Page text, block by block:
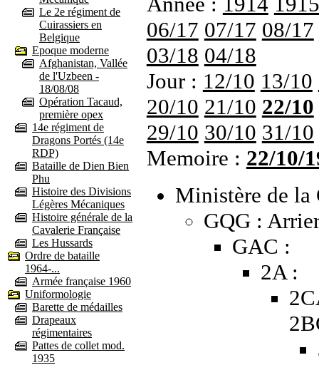
Le 2e régiment de
Cuirassiers en
Belgique
Epoque moderne
Afghanistan, Vallée
de l'Uzbeen -
18/08/08
Opération Tacaud,
première opex
14e régiment de
Dragons Portés (14e
RDP)
Bataille de Dien Bien
Phu
Histoire des Divisions
Légères Mécaniques
Histoire générale de la
Cavalerie Française
Les Hussards
Ordre de bataille
1964-...
Armée française 1960
Uniformologie
Barette de médailles
Drapeaux
régimentaires
Pattes de collet mod.
1935
06/17 07/17 08/17
03/18 04/18
Jour : 12/10 13/10
20/10 21/10 22/10
29/10 30/10 31/10
Memoire : 22/10/
Ministère de la
GQG :
GAC :
2A :